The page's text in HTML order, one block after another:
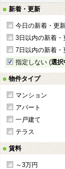
新着・更新
今日の新着・更
3日以内の新着・
7日以内の新着・
指定しない (選択
物件タイプ
マンション
アパート
一戸建て
テラス
賃料
～3万円